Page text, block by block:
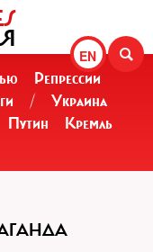
EN
Репрессии
/
Украина
Путин
Кремль